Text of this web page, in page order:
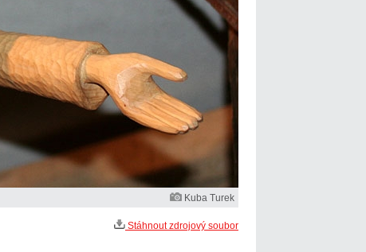
Kuba Turek
Stáhnout zdrojový soubor